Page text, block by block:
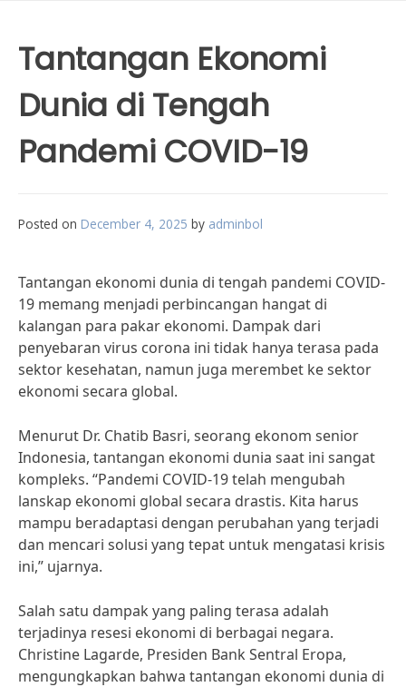
Tantangan Ekonomi
Dunia di Tengah
Pandemi COVID-19
Posted on December 4, 2025 by adminbol
Tantangan ekonomi dunia di tengah pandemi COVID-
19 memang menjadi perbincangan hangat di
kalangan para pakar ekonomi. Dampak dari
penyebaran virus corona ini tidak hanya terasa pada
sektor kesehatan, namun juga merembet ke sektor
ekonomi secara global.
Menurut Dr. Chatib Basri, seorang ekonom senior
Indonesia, tantangan ekonomi dunia saat ini sangat
kompleks. “Pandemi COVID-19 telah mengubah
lanskap ekonomi global secara drastis. Kita harus
mampu beradaptasi dengan perubahan yang terjadi
dan mencari solusi yang tepat untuk mengatasi krisis
ini,” ujarnya.
Salah satu dampak yang paling terasa adalah
terjadinya resesi ekonomi di berbagai negara.
Christine Lagarde, Presiden Bank Sentral Eropa,
mengungkapkan bahwa tantangan ekonomi dunia di